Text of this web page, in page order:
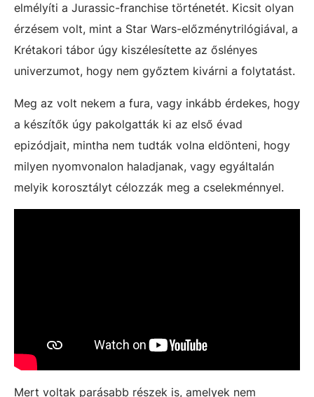
elmélyíti a Jurassic-franchise történetét. Kicsit olyan
érzésem volt, mint a Star Wars-előzménytrilógiával, a
Krétakori tábor úgy kiszélesítette az őslényes
univerzumot, hogy nem győztem kivárni a folytatást.
Meg az volt nekem a fura, vagy inkább érdekes, hogy
a készítők úgy pakolgatták ki az első évad
epizódjait, mintha nem tudták volna eldönteni, hogy
milyen nyomvonalon haladjanak, vagy egyáltalán
melyik korosztályt célozzák meg a cselekménnyel.
Mert voltak parásabb részek is, amelyek nem